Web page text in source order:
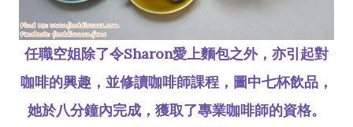
任職空姐除了令Sharon愛上麵包之外，亦引起對
咖啡的興趣，並修讀咖啡師課程，圖中七杯飲品，
她於八分鐘內完成，獲取了專業咖啡師的資格。